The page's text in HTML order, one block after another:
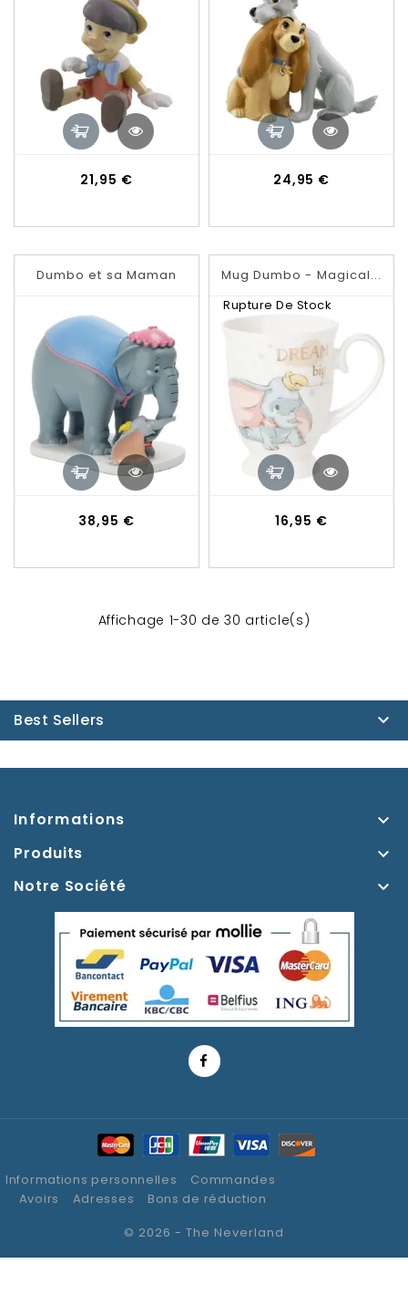
21,95 €Prix 24,95 €
Dumbo et sa Maman
38,95 €Prix
Mug Dumbo - Magical...
Rupture De Stock
16,95 €Prix
Affichage 1-30 de 30 article(s)
Best Sellers 
Informations 
Produits 
Notre Société 
Informations personnelles
Commandes
Avoirs
Adresses
Bons de réduction
© 2026 - The Neverland